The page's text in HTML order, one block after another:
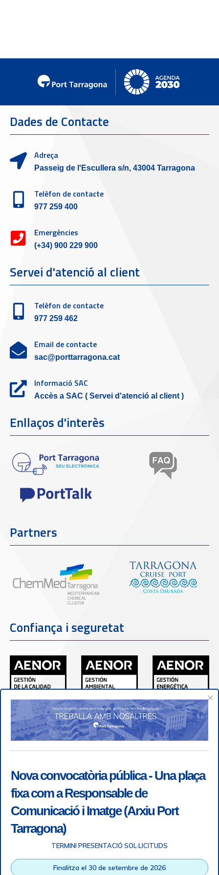
Dades de Contacte
Adreça
Passeig de l'Escullera s/n, 43004 Tarragona
Telèfon de contacte
977 259 400
Emergències
(+34) 900 229 900
Servei d'atenció al client
Telèfon de contacte
977 259 462
Email de contacte
sac@porttarragona.cat
Informació SAC
Accès a SAC ( Servei d'atenció al client )
Enllaços d'interès
Partners
Confiança i seguretat
Accessibilitat |Nota legal | Info RGPD |Informació de
×
Nova convocatòria pública - Una plaça
fixa com a Responsable de
Comunicació i Imatge (Arxiu Port
Tarragona)
TERMINI PRESENTACIÓ SOL·LICITUDS
Finalitza el 30 de setembre de 2026